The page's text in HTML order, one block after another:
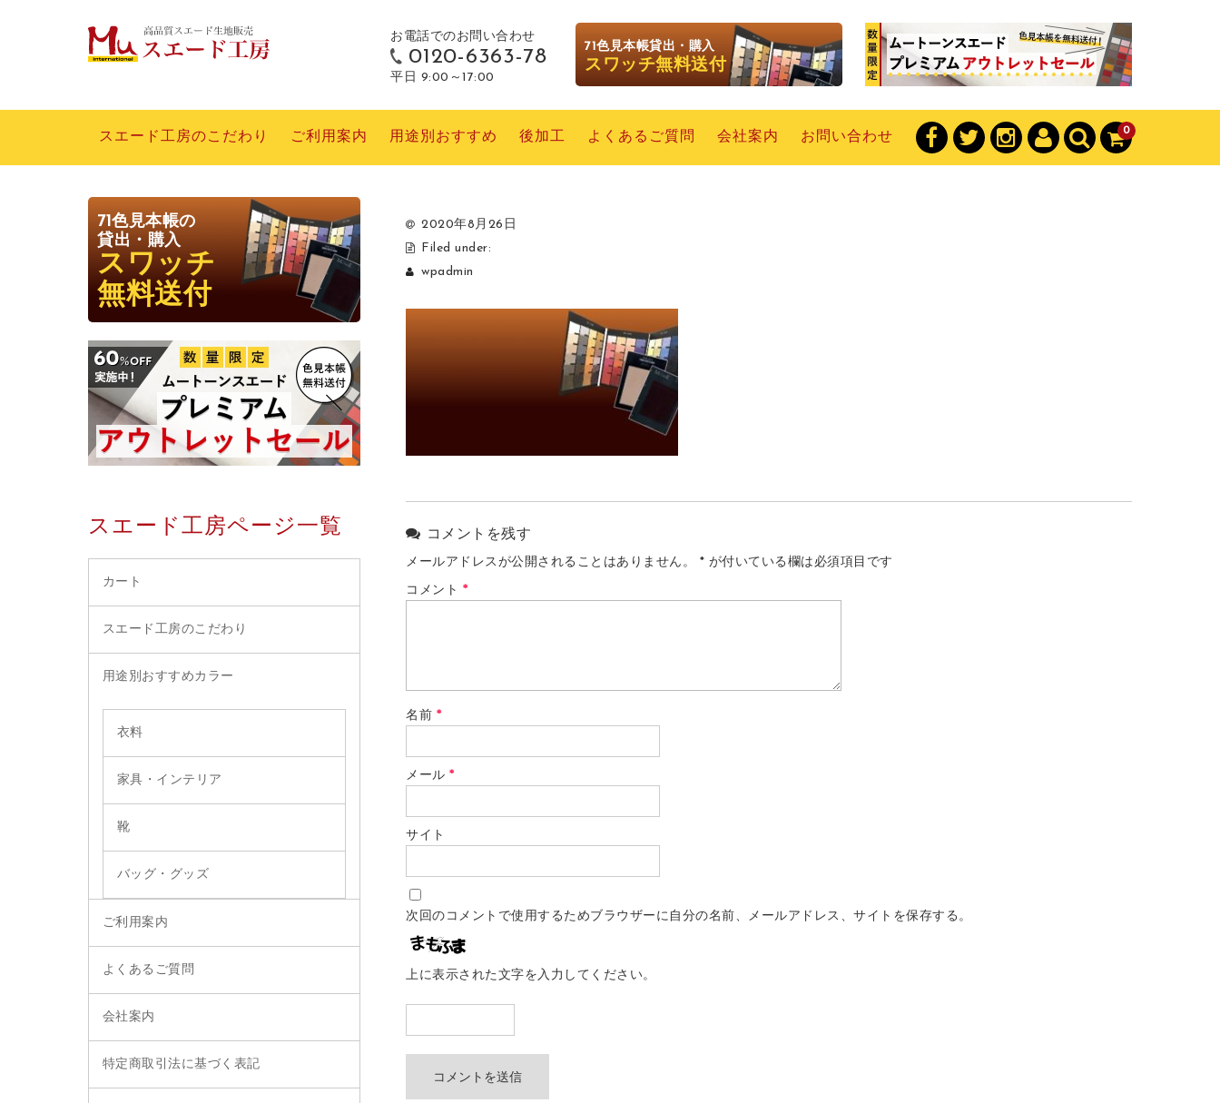
お電話でのお問い合わせ
0120-6363-78
平日 9:00～17:00
71色見本帳貸出・購入
スワッチ無料送付
0
スエード工房のこだわり ご利用案内 用途別おすすめ 後加工 よくあるご質問 会社案内 お問い合わせ
2020年8月26日
Filed under:
wpadmin
コメントを残す
メールアドレスが公開されることはありません。 * が付いている欄は必須項目です
コメント *
名前 *
メール *
サイト
次回のコメントで使用するためブラウザーに自分の名前、メールアドレス、サイトを保存する。
上に表示された文字を入力してください。
71色見本帳の
貸出・購入
スワッチ
無料送付
スエード工房ページ一覧
カート
スエード工房のこだわり
用途別おすすめカラー
衣料
家具・インテリア
靴
バッグ・グッズ
ご利用案内
よくあるご質問
会社案内
特定商取引法に基づく表記